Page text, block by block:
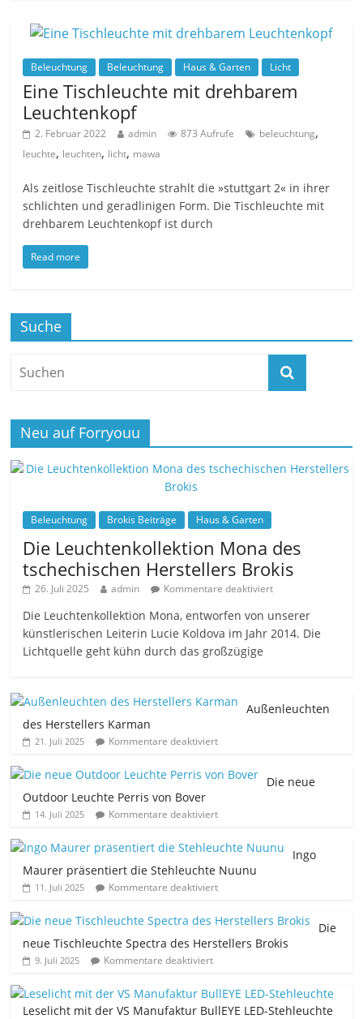
Beleuchtung Beleuchtung Haus & Garten Licht
Eine Tischleuchte mit drehbarem
Leuchtenkopf
2. Februar 2022 admin 873 Aufrufe beleuchtung,
leuchte, leuchten, licht, mawa
Als zeitlose Tischleuchte strahlt die »stuttgart 2« in ihrer
schlichten und geradlinigen Form. Die Tischleuchte mit
drehbarem Leuchtenkopf ist durch
Read more
Suche
Neu auf Forryouu
Beleuchtung Brokis Beiträge Haus & Garten
Die Leuchtenkollektion Mona des
tschechischen Herstellers Brokis
26. Juli 2025 admin Kommentare deaktiviert
Die Leuchtenkollektion Mona, entworfen von unserer
künstlerischen Leiterin Lucie Koldova im Jahr 2014. Die
Lichtquelle geht kühn durch das großzügige
Außenleuchten
des Herstellers Karman
21. Juli 2025 Kommentare deaktiviert
Die neue
Outdoor Leuchte Perris von Bover
14. Juli 2025 Kommentare deaktiviert
Ingo
Maurer präsentiert die Stehleuchte Nuunu
11. Juli 2025 Kommentare deaktiviert
Die
neue Tischleuchte Spectra des Herstellers Brokis
9. Juli 2025 Kommentare deaktiviert
Leselicht mit der VS Manufaktur BullEYE LED-Stehleuchte